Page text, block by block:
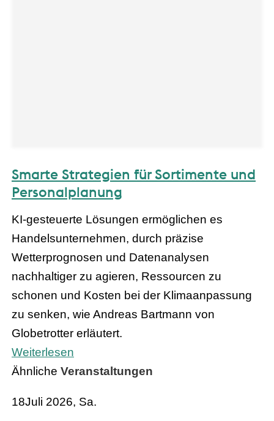
Smarte Strategien für Sortimente und
Personalplanung
KI-gesteuerte Lösungen ermöglichen es
Handelsunternehmen, durch präzise
Wetterprognosen und Datenanalysen
nachhaltiger zu agieren, Ressourcen zu
schonen und Kosten bei der Klimaanpassung
zu senken, wie Andreas Bartmann von
Globetrotter erläutert.
Weiterlesen
Ähnliche Veranstaltungen
18Juli 2026, Sa.